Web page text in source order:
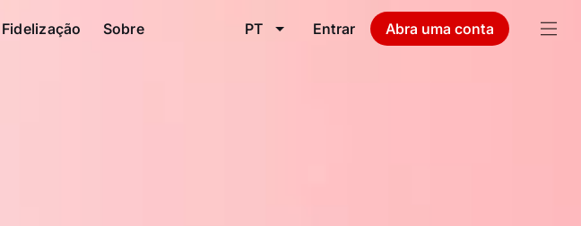
Fidelização Sobre PT Entrar Abra uma conta